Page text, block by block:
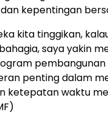
kepentingan
kita tinggikan,
saya yakin
pembangunan
penting dalam
ketepatan waktu